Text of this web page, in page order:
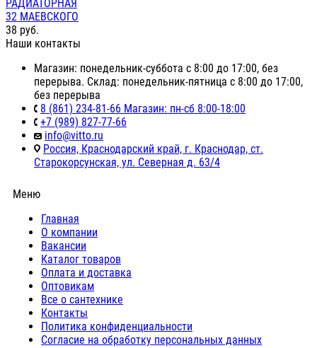
РАДИАТОРНАЯ
32 МАЕВСКОГО
38 руб.
Наши контакты
Магазин: понедельник-суббота с 8:00 до 17:00, без
перерыва. Склад: понедельник-пятница с 8:00 до 17:00,
без перерыва
8 (861) 234-81-66 Магазин: пн-сб 8:00-18:00
+7 (989) 827-77-66
info@vitto.ru
Россия, Краснодарский край, г. Краснодар, ст.
Старокорсунская, ул. Северная д. 63/4
Меню
Главная
О компании
Вакансии
Каталог товаров
Оплата и доставка
Оптовикам
Все о сантехнике
Контакты
Политика конфиденциальности
Согласие на обработку персональных данных